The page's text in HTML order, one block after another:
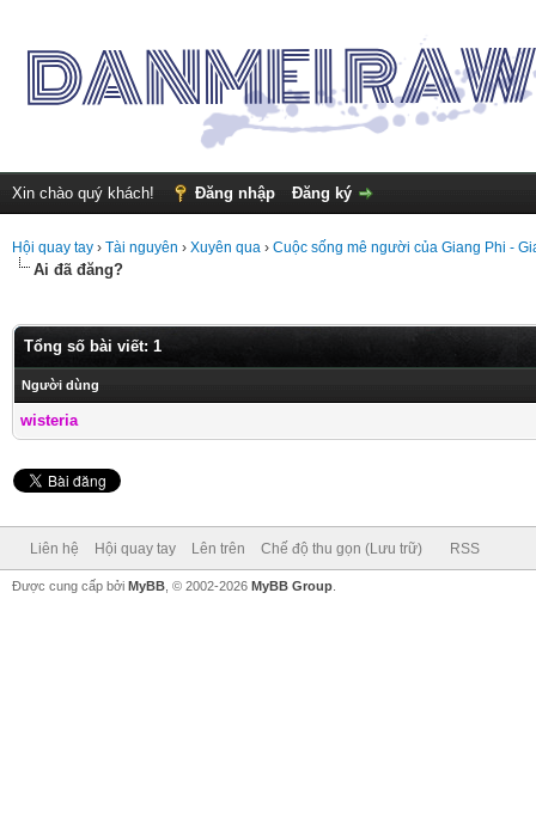
Xin chào quý khách! Đăng nhập Đăng ký
Hội quay tay › Tài nguyên › Xuyên qua › Cuộc sống mê người của Giang Phi -
Ai đã đăng?
Tổng số bài viết: 1
Người dùng
wisteria
Liên hệ Hội quay tay Lên trên Chế độ thu gọn (Lưu trữ) RSS
Được cung cấp bởi MyBB , © 2002-2026 MyBB Group